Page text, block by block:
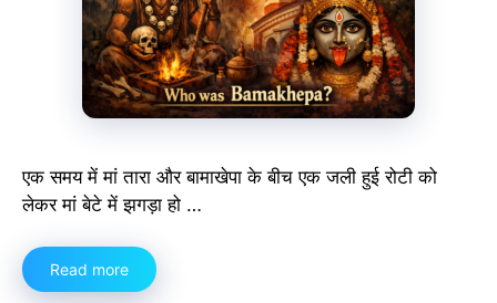
एक समय में मां तारा और बामाखेपा के बीच एक जली हुई रोटी को
लेकर मां बेटे में झगड़ा हो …
Read more